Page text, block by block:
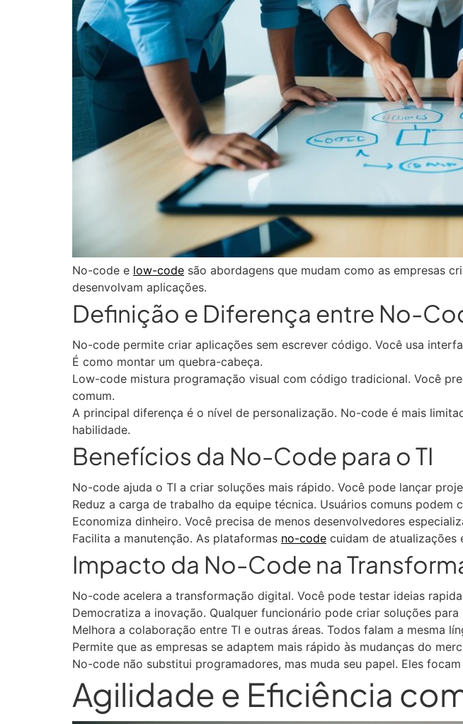
No-code e low-code são abordagens que mudam como as empresas
desenvolvam aplicações.
Definição e Diferença entre No-
No-code permite criar aplicações sem escrever código. Você usa
É como montar um quebra-cabeça.
Low-code mistura programação visual com código tradicional. Você
comum.
A principal diferença é o nível de personalização. No-code é mais
habilidade.
Benefícios da No-Code para o TI
No-code ajuda o TI a criar soluções mais rápido. Você pode lançar
Reduz a carga de trabalho da equipe técnica. Usuários comuns podem
Economiza dinheiro. Você precisa de menos desenvolvedores
Facilita a manutenção. As plataformas no-code cuidam de atualizações
Impacto da No-Code na
No-code acelera a transformação digital. Você pode testar ideias
Democratiza a inovação. Qualquer funcionário pode criar soluções
Melhora a colaboração entre TI e outras áreas. Todos falam a mesma
Permite que as empresas se adaptem mais rápido às mudanças do
No-code não substitui programadores, mas muda seu papel. Eles
Agilidade e Eficiência